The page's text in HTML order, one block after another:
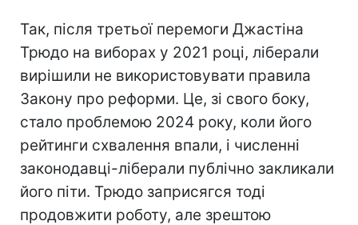
Так, після третьої перемоги Джастіна
Трюдо на виборах у 2021 році, ліберали
вирішили не використовувати правила
Закону про реформи. Це, зі свого боку,
стало проблемою 2024 року, коли його
рейтинги схвалення впали, і численні
законодавці-ліберали публічно закликали
його піти. Трюдо заприсягся тоді
продовжити роботу, але зрештою